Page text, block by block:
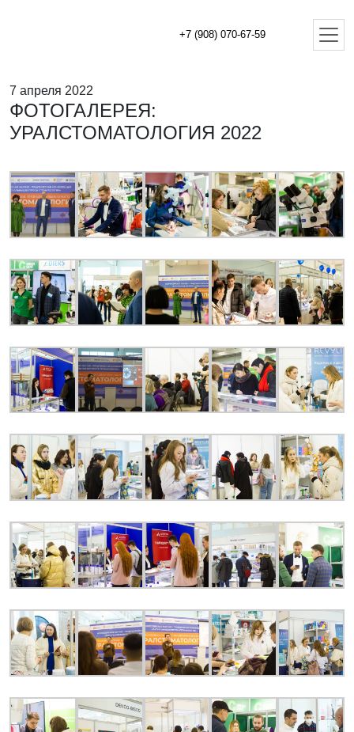
+7 (908) 070-67-59
7 апреля 2022
ФОТОГАЛЕРЕЯ:
УРАЛСТОМАТОЛОГИЯ 2022